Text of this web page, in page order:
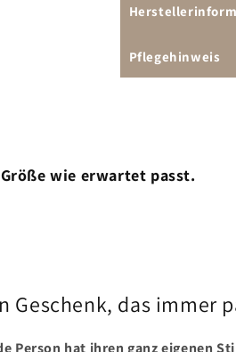
Pflegehinweis
wie erwartet passt.
Geschenk, das immer
Person hat ihren ganz eigenen